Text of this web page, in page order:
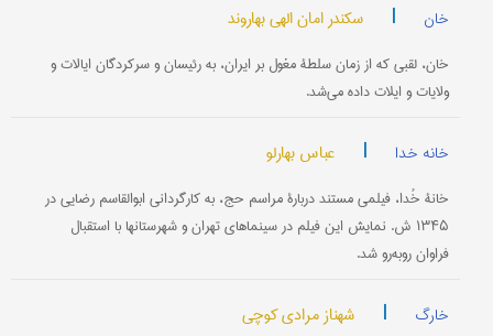
خان | سکندر امان الهی بهاروند
خان، لقبی که از زمان سلطۀ مغول بر ایران، به رئیسان و سرکردگان ایالات و
ولایات و ایلات داده می‌شد.
خانه خدا | عباس بهارلو
خانۀ خُدا، فیلمی مستند دربارۀ مراسم حج، به کارگردانی ابوالقاسم رضایی در
۱۳۴۵ ش. نمایش این فیلم در سینماهای تهران و شهرستانها با استقبال
فراوان روبه‌رو شد.
خارگ | شهناز مرادی کوچی